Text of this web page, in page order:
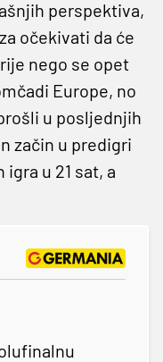
perspektiva,
očekivati da će
nego se opet
Europe, no
u posljednjih
začin u predigri
u 21 sat, a